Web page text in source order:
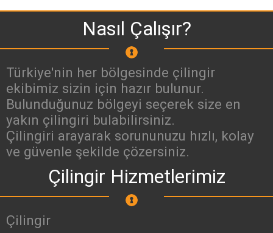
Nasıl Çalışır?
Türkiye'nin her bölgesinde çilingir
ekibimiz sizin için hazır bulunur.
Bulunduğunuz bölgeyi seçerek size en
yakın çilingiri bulabilirsiniz.
Çilingiri arayarak sorununuzu hızlı, kolay
ve güvenle şekilde çözersiniz.
Çilingir Hizmetlerimiz
Çilingir